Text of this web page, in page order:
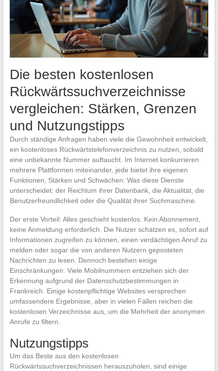
Die besten kostenlosen
Rückwärtssuchverzeichnisse
vergleichen: Stärken, Grenzen
und Nutzungstipps
Durch ständige Anfragen haben viele die Gewohnheit entwickelt,
ein kostenloses Rückwärtstelefonverzeichnis zu nutzen, sobald
eine unbekannte Nummer auftaucht. Im Internet konkurrieren
mehrere Plattformen miteinander, jede bietet ihre eigenen
Funktionen, Stärken und Schwächen. Was diese Dienste
unterscheidet: der Reichtum ihrer Datenbank, die Aktualität, die
Benutzerfreundlichkeit oder die Qualität ihrer Suchmaschine.
Der erste Vorteil: Alles geschieht kostenlos. Kein Abonnement,
keine Anmeldung erforderlich. Die Nutzer schätzen es, sofort auf
Informationen zugreifen zu können, einen verdächtigen Anruf zu
melden oder sogar die von anderen Nutzern geposteten
Nachrichten zu lesen. Dennoch bestehen einige
Einschränkungen: Viele Mobilnummern entziehen sich der
Erkennung aufgrund der Datenschutzbestimmungen in
Frankreich. Einige kostenpflichtige Websites versprechen
umfassendere Ergebnisse, aber in vielen Fällen reichen die
kostenlosen Verzeichnisse aus, um die Mehrheit der anonymen
Anrufe zu filtern.
Nutzungstipps
Um das Beste aus den kostenlosen
Rückwärtssuchverzeichnissen herauszuholen, sind einige